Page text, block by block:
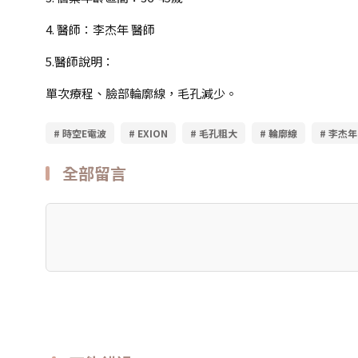
4. 醫師：李杰年 醫師
5.醫師說明：
單次療程、臉部輪廓線，毛孔減少。
# 時空E電波 # EXION # 毛孔粗大 # 輪廓線 # 李杰年
全部留言